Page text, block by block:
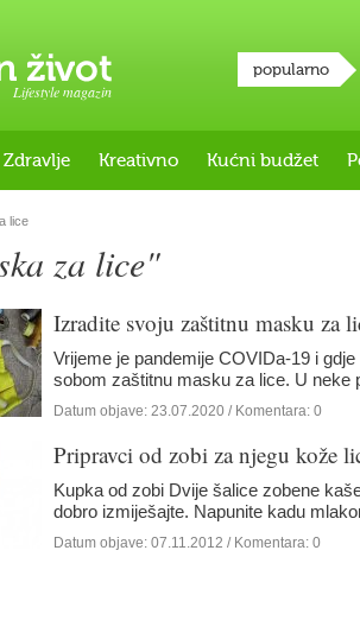
Lifestyle magazin
popularno
Zdravlje Kreativno Kućni budžet
lice
za lice"
Izradite svoju zaštitnu masku za
Vrijeme je pandemije COVIDa-19 i
sobom zaštitnu masku za lice. U
Datum objave: 23.07.2020 / Komentara: 0
Pripravci od zobi za njegu kože
Kupka od zobi Dvije šalice zobene
dobro izmiješajte. Napunite kadu
Datum objave: 07.11.2012 / Komentara: 0